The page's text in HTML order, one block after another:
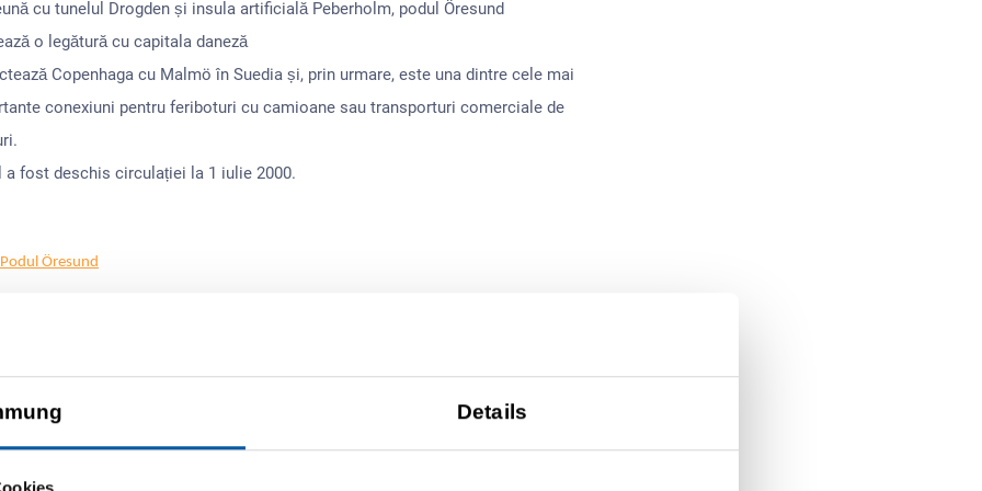
Details
cu tunelul Drogden și insula artificială Peberholm, podul Öresund
o legătură cu capitala daneză
Copenhaga cu Malmö în Suedia și, prin urmare, este una dintre cele mai
conexiuni pentru feriboturi cu camioane sau transporturi comerciale de
a fost deschis circulației la 1 iulie 2000.
Öresund